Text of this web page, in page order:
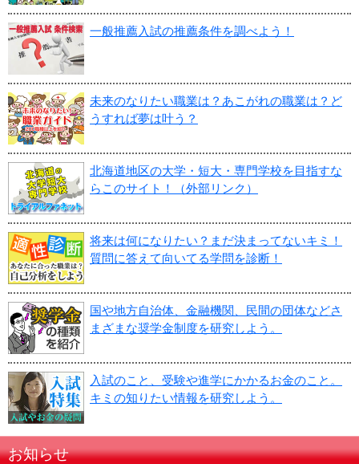
一般推薦入試の推薦条件を調べよう！
未来のなりたい職業は？あこがれの職業は？ど
うすれば夢は叶う？
北海道地区の大学・短大・専門学校を目指すな
らこのサイト！（外部リンク）
将来は何になりたい？まだ決まってないキミ！
質問に答えて向いてる学問を診断！
国や地方自治体、金融機関、民間の団体などさ
まざまな奨学金制度を研究しよう。
入試のこと、受験や進学にかかるお金のこと。
キミの知りたい情報を研究しよう。
お知らせ